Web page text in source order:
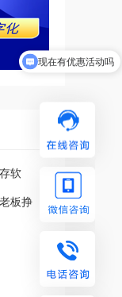
软
板挣
可以介绍下你们的产品么
现在有优惠活动吗